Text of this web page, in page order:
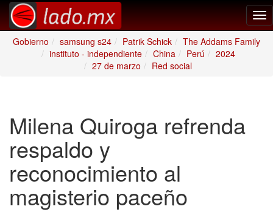
Gobierno
samsung s24 Patrik Schick
The Addams Family
instituto - independiente
China Perú
2024
27 de marzo
Red social
Milena Quiroga refrenda
respaldo y
reconocimiento al
magisterio paceño